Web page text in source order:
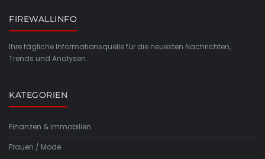
FIREWALLINFO
Ihre tägliche Informationsquelle für die neuesten Nachrichten,
Trends und Analysen.
KATEGORIEN
Finanzen & Immobilien
Frauen / Mode